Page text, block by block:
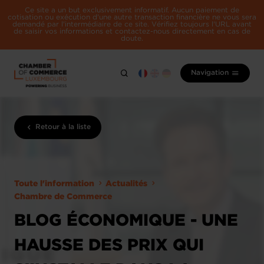
Ce site a un but exclusivement informatif. Aucun paiement de
cotisation ou exécution d'une autre transaction financière ne vous sera
demandé par l'intermédiaire de ce site. Vérifiez toujours l'URL avant
de saisir vos informations et contactez-nous directement en cas de
doute.
Navigation
Retour à la liste
Toute l'information
Actualités
Chambre de Commerce
BLOG ÉCONOMIQUE - UNE
HAUSSE DES PRIX QUI